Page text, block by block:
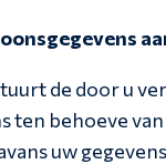
de door u
ten behoeve
uw